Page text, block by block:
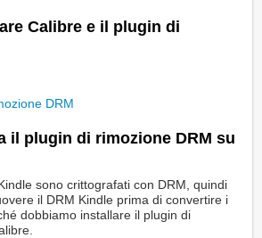
Calibre e il plugin di
DRM
il plugin di rimozione DRM su
sono crittografati con DRM, quindi
il DRM Kindle prima di convertire i
dobbiamo installare il plugin di